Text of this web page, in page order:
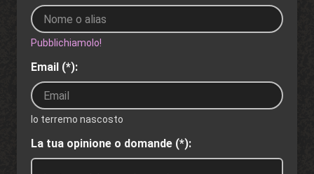
Pubblichiamolo!
Email (*):
lo terremo nascosto
La tua opinione o domande (*):